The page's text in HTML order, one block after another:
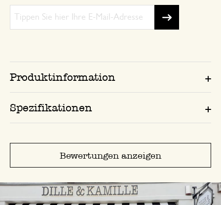
Produktinformation
Spezifikationen
Bewertungen anzeigen